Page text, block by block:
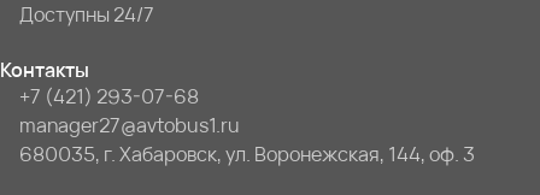
Доступны 24/7
Контакты
+7 (421) 293-07-68
manager27@avtobus1.ru
680035, г. Хабаровск, ул. Воронежская, 144, оф. 3